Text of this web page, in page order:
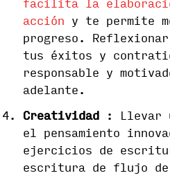
facilita la
acción y te permite
progreso.
tus éxitos y
responsable y
adelante.
Creatividad
: Llevar
el pensamiento
ejercicios de
escritura de flujo